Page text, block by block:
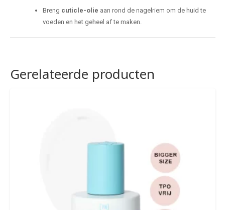
Breng cuticle-olie aan rond de nagelriem om de huid te
voeden en het geheel af te maken.
Gerelateerde producten